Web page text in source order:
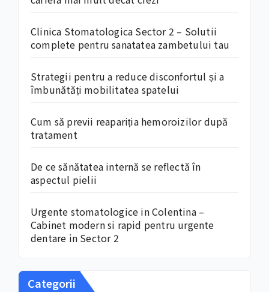
Clinica Stomatologica Sector 2 – Solutii
complete pentru sanatatea zambetului tau
Strategii pentru a reduce disconfortul și a
îmbunătăți mobilitatea spatelui
Cum să previi reapariția hemoroizilor după
tratament
De ce sănătatea internă se reflectă în
aspectul pielii
Urgente stomatologice in Colentina –
Cabinet modern si rapid pentru urgente
dentare in Sector 2
Categorii